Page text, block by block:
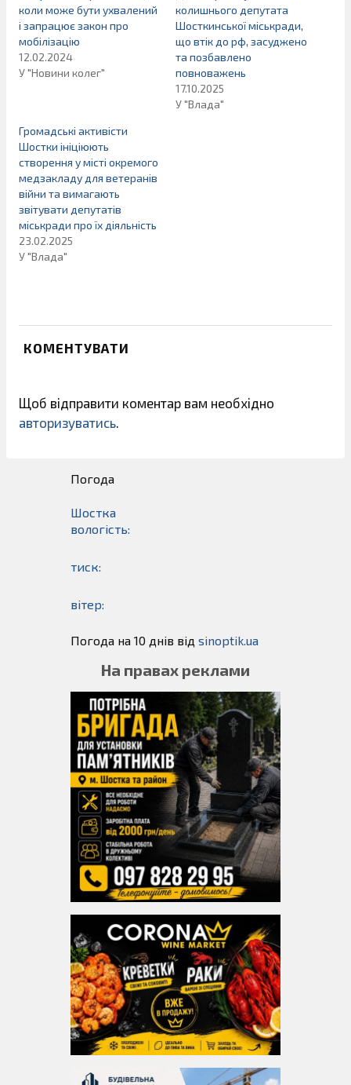
коли може бути ухвалений
і запрацює закон про
мобілізацію
12.02.2024
У "Новини колег"
колишнього депутата
Шосткинської міськради,
що втік до рф, засуджено
та позбавлено
повноважень
17.10.2025
У "Влада"
Громадські активісти
Шостки ініціюють
створення у місті окремого
медзакладу для ветеранів
війни та вимагають
звітувати депутатів
міськради про їх діяльність
23.02.2025
У "Влада"
КОМЕНТУВАТИ
Щоб відправити коментар вам необхідно
авторизуватись.
Погода
Шостка
вологість:
тиск:
вітер:
Погода на 10 днів від sinoptik.ua
На правах реклами